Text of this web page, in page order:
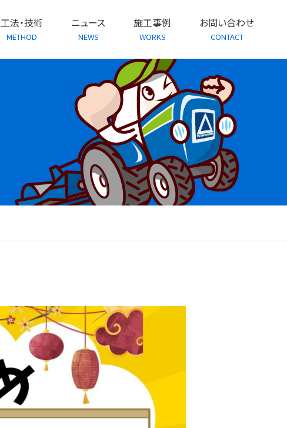
工法・技術
METHOD
ニュース
NEWS
施工事例
WORKS
お問い合わせ
CONTACT